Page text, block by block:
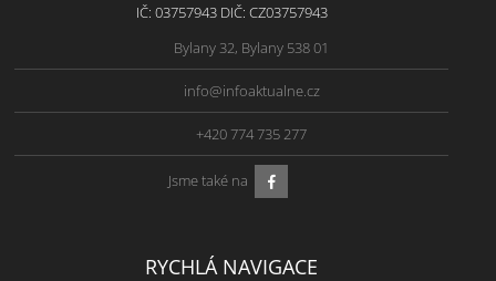
IČ: 03757943 DIČ: CZ03757943
Bylany 32, Bylany 538 01
info@infoaktualne.cz
+420 774 735 277
Jsme také na
RYCHLÁ NAVIGACE